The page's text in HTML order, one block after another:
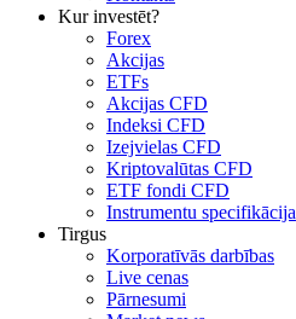
Kur investēt?
Forex
Akcijas
ETFs
Akcijas CFD
Indeksi CFD
Izejvielas CFD
Kriptovalūtas CFD
ETF fondi CFD
Instrumentu specifikācija
Tirgus
Korporatīvās darbības
Live cenas
Pārnesumi